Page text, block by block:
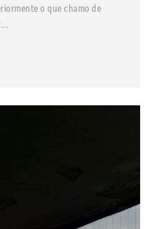
o que chamo de